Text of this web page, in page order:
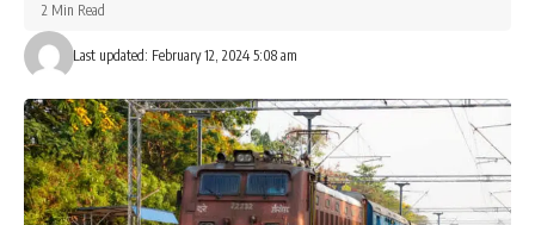
Last updated: February 12, 2024 5:08 am
2 Min Read